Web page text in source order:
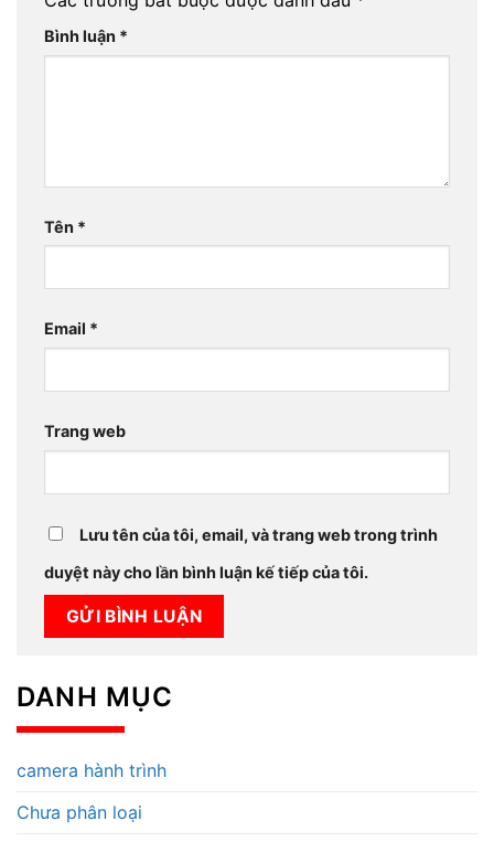
Bình luận *
Tên *
Email *
Trang web
Lưu tên của tôi, email, và trang web trong trình
duyệt này cho lần bình luận kế tiếp của tôi.
DANH MỤC
camera hành trình
Chưa phân loại